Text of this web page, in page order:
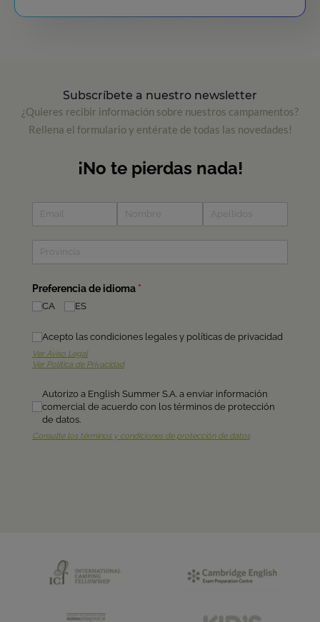
Subscríbete a nuestro newsletter
¿Quieres recibir información sobre nuestros campamentos?
Rellena el formulario y entérate de todas las novedades!